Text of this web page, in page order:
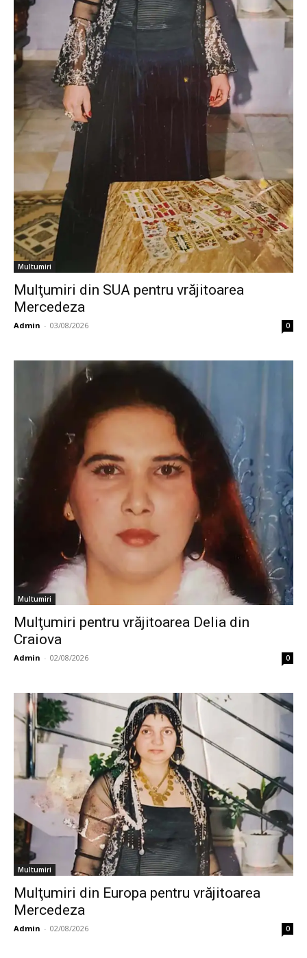
Multumiri
Mulţumiri din SUA pentru vrăjitoarea
Mercedeza
Admin - 03/08/2026 0
Multumiri
Mulţumiri pentru vrăjitoarea Delia din
Craiova
Admin - 02/08/2026 0
Multumiri
Mulţumiri din Europa pentru vrăjitoarea
Mercedeza
Admin - 02/08/2026 0